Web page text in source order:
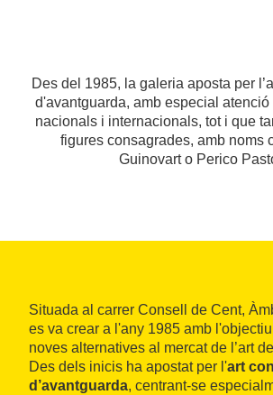
Des del 1985, la galeria aposta per
d'avantguarda, amb especial
nacionals i internacionals, tot i que
figures consagrades, amb noms
Guinovart o Perico
Situada al carrer Consell de Cent,
es va crear a l'any 1985 amb
noves alternatives al mercat de l’art
Des dels inicis ha apostat per l'art
d’avantguarda, centrant-se